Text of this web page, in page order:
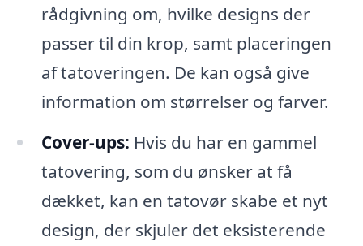
rådgivning om, hvilke designs der
passer til din krop, samt placeringen
af tatoveringen. De kan også give
information om størrelser og farver.
Cover-ups: Hvis du har en gammel
tatovering, som du ønsker at få
dækket, kan en tatovør skabe et nyt
design, der skjuler det eksisterende